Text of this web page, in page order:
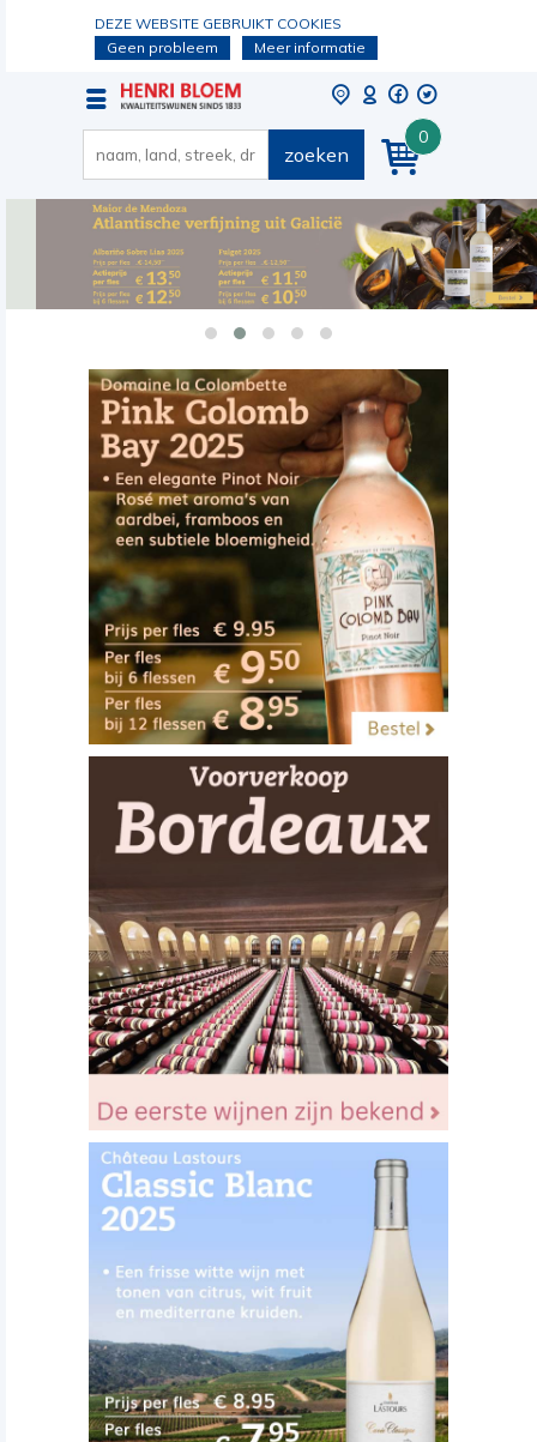
DEZE WEBSITE GEBRUIKT COOKIES
Geen probleem
Meer informatie
0
zoeken